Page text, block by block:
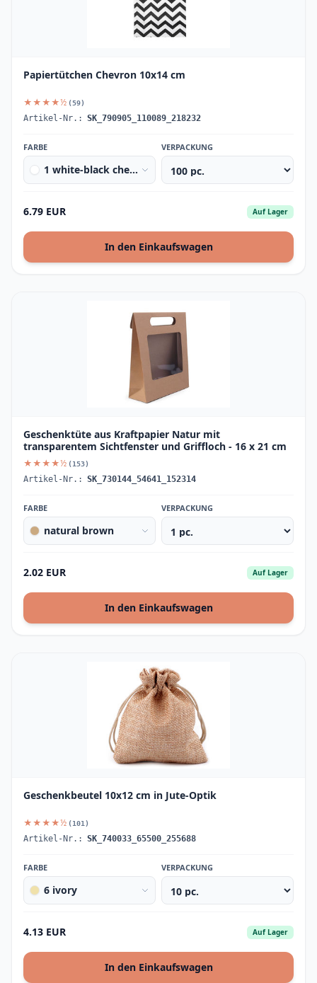
Papiertütchen Chevron 10x14 cm
★★★★½ (59)
Artikel-Nr.: SK_790905_110089_218232
FARBE
1 white-black chevron
VERPACKUNG
6.79 EUR Auf Lager
In den Einkaufswagen
Geschenktüte aus Kraftpapier Natur mit
transparentem Sichtfenster und Griffloch - 16 x 21 cm
★★★★½ (153)
Artikel-Nr.: SK_730144_54641_152314
FARBE
natural brown
VERPACKUNG
2.02 EUR Auf Lager
In den Einkaufswagen
Geschenkbeutel 10x12 cm in Jute-Optik
★★★★½ (101)
Artikel-Nr.: SK_740033_65500_255688
FARBE
6 ivory
VERPACKUNG
4.13 EUR Auf Lager
In den Einkaufswagen